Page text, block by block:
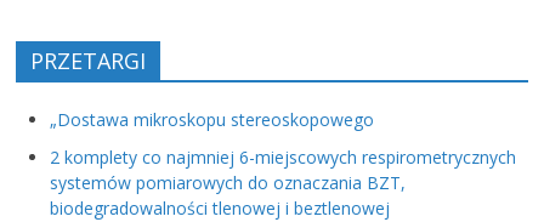
PRZETARGI
„Dostawa mikroskopu stereoskopowego
2 komplety co najmniej 6-miejscowych respirometrycznych
systemów pomiarowych do oznaczania BZT,
biodegradowalności tlenowej i beztlenowej